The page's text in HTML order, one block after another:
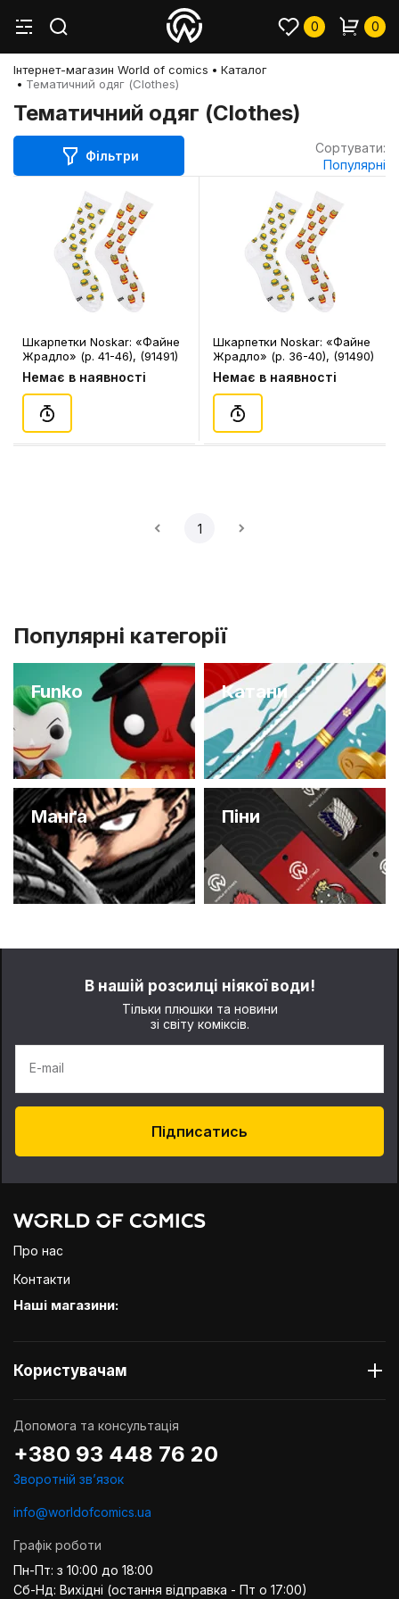
0 0
Інтернет-магазин World of comics
Каталог
Тематичний одяг (Clothes)
Тематичний одяг (Clothes)
Фільтри
Сортувати:
Популярні
Шкарпетки Noskar: «Файне
Жрадло» (р. 41-46), (91491)
Немає в наявності
Шкарпетки Noskar: «Файне
Жрадло» (р. 36-40), (91490)
Немає в наявності
1
Популярні категорії
Funko Катани
Манґа Піни
В нашій розсилці ніякої води!
Тільки плюшки та новини
зі світу коміксів.
E-mail
Підписатись
Про нас
Контакти
Наші магазини:
Користувачам
Допомога та консультація
+380 93 448 76 20
Зворотній звʼязок
info@worldofcomics.ua
Графік роботи
Пн-Пт: з 10:00 до 18:00
Сб-Нд: Вихідні (остання відправка - Пт о 17:00)